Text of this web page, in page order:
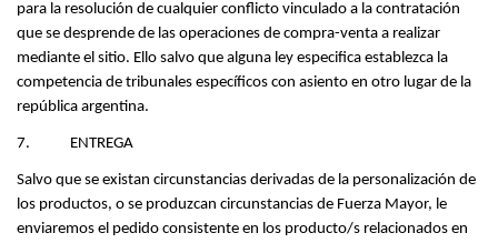
para la resolución de cualquier conflicto vinculado a la contratación
que se desprende de las operaciones de compra-venta a realizar
mediante el sitio. Ello salvo que alguna ley especifica establezca la
competencia de tribunales específicos con asiento en otro lugar de la
república argentina.
7.            ENTREGA
Salvo que se existan circunstancias derivadas de la personalización de
los productos, o se produzcan circunstancias de Fuerza Mayor, le
enviaremos el pedido consistente en los producto/s relacionados en